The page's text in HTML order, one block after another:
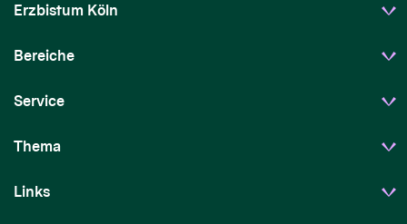
Erzbistum Köln
Bereiche
Service
Thema
Links